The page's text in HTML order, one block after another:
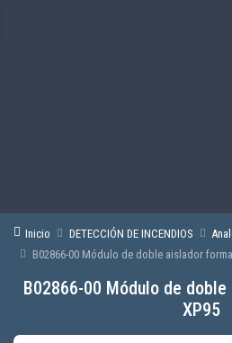
Inicio DETECCIÓN DE INCENDIOS
B02866-00 Módulo de doble aislador
B02866-00 Módulo de
XP95